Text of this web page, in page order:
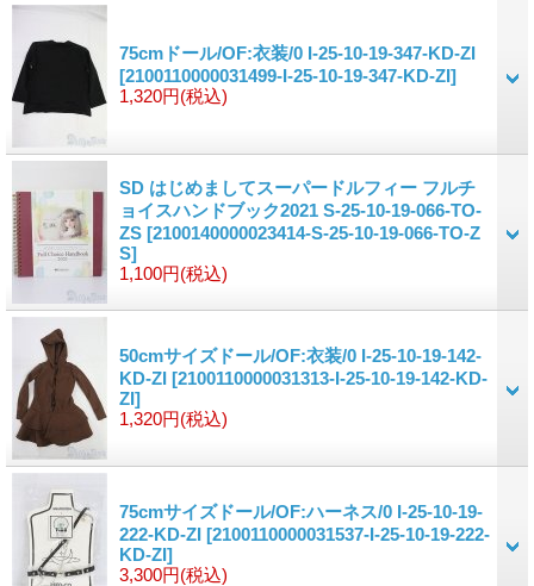
75cmドール/OF:衣装/0 I-25-10-19-347-KD-ZI
[2100110000031499-I-25-10-19-347-KD-ZI]
1,320円(税込)
SD はじめましてスーパードルフィー フルチ
ョイスハンドブック2021 S-25-10-19-066-TO-
ZS [2100140000023414-S-25-10-19-066-TO-Z
S]
1,100円(税込)
50cmサイズドール/OF:衣装/0 I-25-10-19-142-
KD-ZI [2100110000031313-I-25-10-19-142-KD-
ZI]
1,320円(税込)
75cmサイズドール/OF:ハーネス/0 I-25-10-19-
222-KD-ZI [2100110000031537-I-25-10-19-222-
KD-ZI]
3,300円(税込)